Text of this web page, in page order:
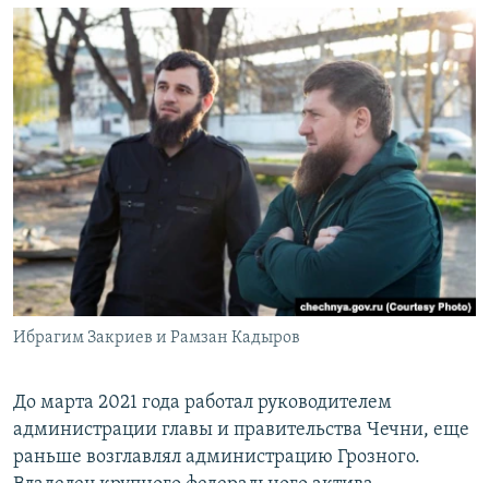
Ибрагим Закриев и Рамзан Кадыров
До марта 2021 года работал руководителем
администрации главы и правительства Чечни, еще
раньше возглавлял администрацию Грозного.